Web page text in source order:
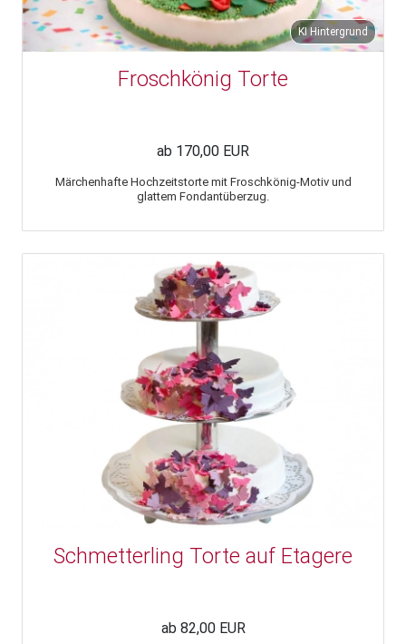
KI Hintergrund
Froschkönig Torte
ab 170,00 EUR
Märchenhafte Hochzeitstorte mit Froschkönig-Motiv und
glattem Fondantüberzug.
Schmetterling Torte auf Etagere
ab 82,00 EUR